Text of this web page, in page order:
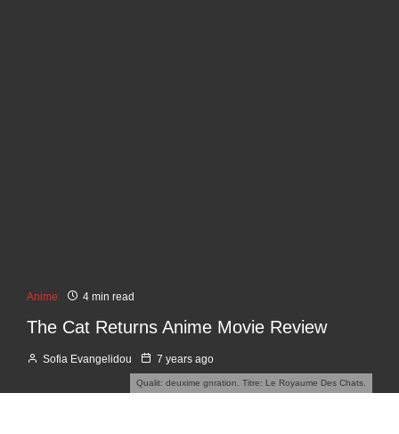
Qualit: deuxime gnration. Titre: Le Royaume Des Chats.
Anime 4 min read
The Cat Returns Anime Movie Review
Sofia Evangelidou 7 years ago